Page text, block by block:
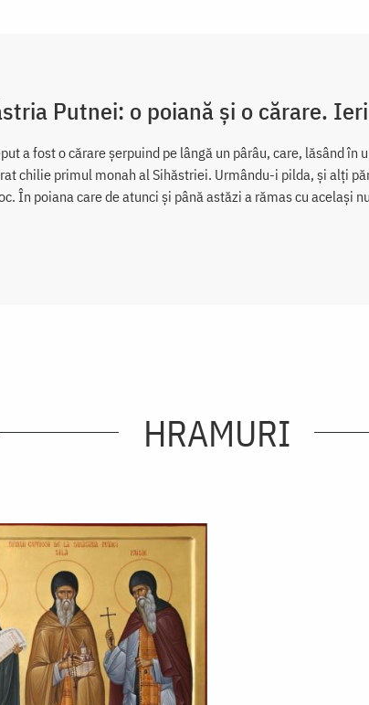
Putnei: o poiană și o cărare.
a fost o cărare șerpuind pe lângă un pârâu, care, lăsând
chilie primul monah al Sihăstriei. Urmându-i pilda, și alți
În poiana care de atunci și până astăzi a rămas cu același
HRAMURI